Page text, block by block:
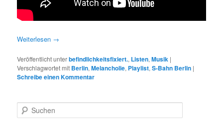
Weiterlesen →
Veröffentlicht unterbefindlichkeitsfixiert., Listen,Musik |
Verschlagwortet mit Berlin,Melancholie, Playlist,S-Bahn Berlin |
Schreibe einen Kommentar
u